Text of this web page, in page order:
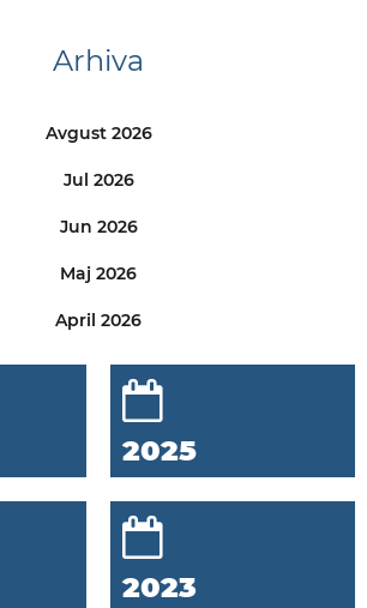
Arhiva
Avgust 2026
Jul 2026
Jun 2026
Maj 2026
April 2026
2025
2023